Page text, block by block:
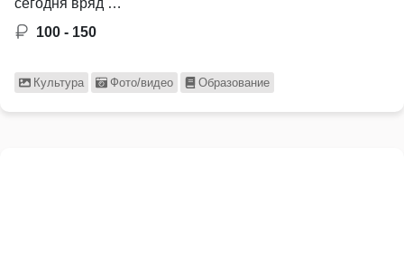
сегодня вряд …
100 - 150
Культура Фото/видео Образование